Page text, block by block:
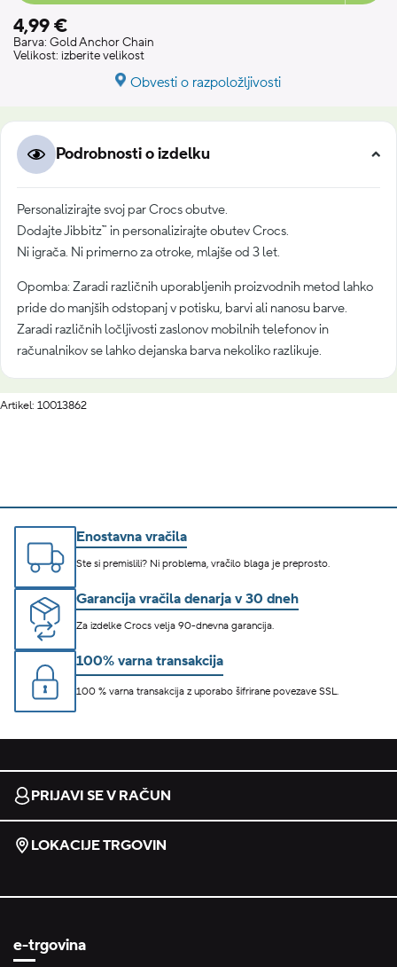
4,99 €
Barva: Gold Anchor Chain
Velikost: izberite velikost
Obvesti o razpoložljivosti
Podrobnosti o izdelku
Personalizirajte svoj par Crocs obutve.
Dodajte Jibbitz™ in personalizirajte obutev Crocs.
Ni igrača. Ni primerno za otroke, mlajše od 3 let.
Opomba: Zaradi različnih uporabljenih proizvodnih metod lahko
pride do manjših odstopanj v potisku, barvi ali nanosu barve.
Zaradi različnih ločljivosti zaslonov mobilnih telefonov in
računalnikov se lahko dejanska barva nekoliko razlikuje.
Artikel: 10013862
Enostavna vračila
Ste si premislili? Ni problema, vračilo blaga je preprosto.
Garancija vračila denarja v 30 dneh
Za izdelke Crocs velja 90-dnevna garancija.
100% varna transakcija
100 % varna transakcija z uporabo šifrirane povezave SSL.
PRIJAVI SE V RAČUN
LOKACIJE TRGOVIN
e-trgovina